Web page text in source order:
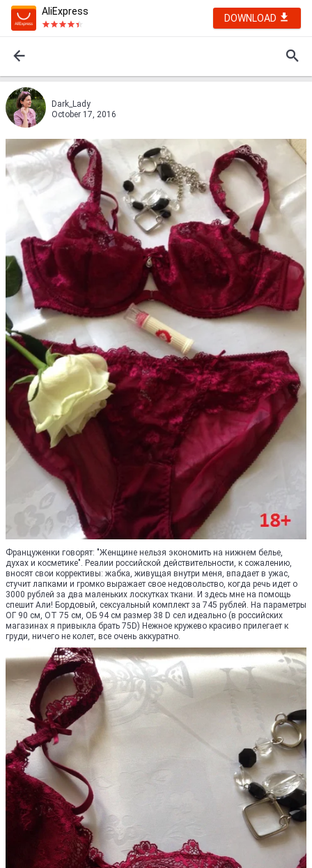
AliExpress
DOWNLOAD
Dark_Lady
October 17, 2016
Француженки говорят: "Женщине нельзя экономить на нижнем белье,
духах и косметике". Реалии российской действительности, к сожалению,
вносят свои коррективы: жабка, живущая внутри меня, впадает в ужас,
стучит лапками и громко выражает свое недовольство, когда речь идет о
3000 рублей за два маленьких лоскутках ткани. И здесь мне на помощь
спешит Али! Бордовый, сексуальный комплект за 745 рублей. На параметры
ОГ 90 см, ОТ 75 см, ОБ 94 см размер 38 D сел идеально (в российских
магазинах я привыкла брать 75D) Нежное кружево красиво прилегает к
груди, ничего не колет, все очень аккуратно.